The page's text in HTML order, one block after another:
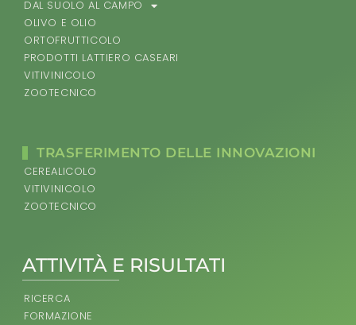
ATTIVITÀ E RISULTATI
RICERCA
FORMAZIONE
DAL SUOLO AL CAMPO
OLIVO E OLIO
ORTOFRUTTICOLO
PRODOTTI LATTIERO CASEARI
VITIVINICOLO
ZOOTECNICO
TRASFERIMENTO DELLE INNOVAZIONI
CEREALICOLO
VITIVINICOLO
ZOOTECNICO